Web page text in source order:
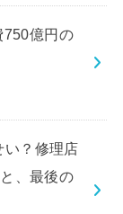
750億円の
？修理店
、最後の